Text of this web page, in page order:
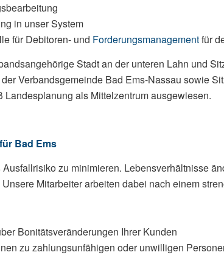
in unser System
für Debitoren- und Forderungsmanagementfür
Stadt an der unteren Lahn und
Verbandsgemeinde Bad Ems-Nassau sowie
Landesplanung als Mittelzentrum ausgewiesen.
Bad Ems
zu minimieren. Lebensverhältnisse
Mitarbeiter arbeiten dabei nach einem
Bonitätsveränderungen Ihrer Kunden
zu zahlungsunfähigen oder unwilligen